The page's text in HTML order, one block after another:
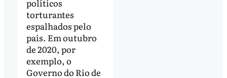
políticos
torturantes
espalhados pelo
país. Em outubro
de 2020, por
exemplo, o
Governo do Rio de